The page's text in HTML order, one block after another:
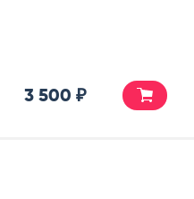
3 500 ₽